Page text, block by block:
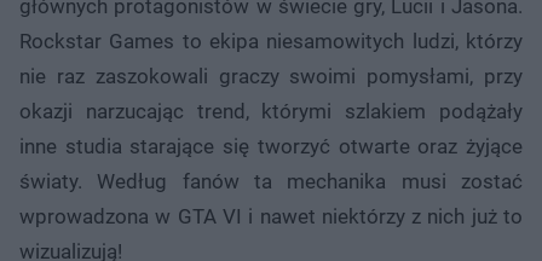
głównych protagonistów w świecie gry, Lucii i Jasona.
Rockstar Games to ekipa niesamowitych ludzi, którzy
nie raz zaszokowali graczy swoimi pomysłami, przy
okazji narzucając trend, którymi szlakiem podążały
inne studia starające się tworzyć otwarte oraz żyjące
światy. Według fanów ta mechanika musi zostać
wprowadzona w GTA VI i nawet niektórzy z nich już to
wizualizują!